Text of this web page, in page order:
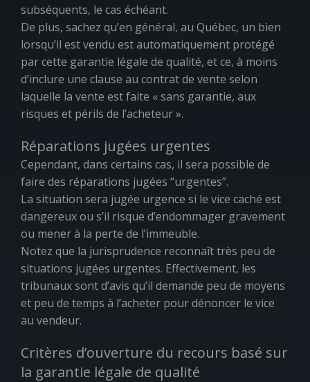
subséquents, le cas échéant.
De plus, sachez qu’en général, au Québec, un bien
lorsqu’il est vendu est automatiquement protégé
par cette garantie légale de qualité, et ce, à moins
d’inclure une clause au contrat de vente selon
laquelle la vente est faite « sans garantie, aux
risques et périls de l’acheteur ».
Réparations jugées urgentes
Cependant, dans certains cas, il sera possible de
faire des réparations jugées “urgentes”.
La situation sera jugée urgence si le vice caché est
dangereux ou s’il risque d’endommager gravement
ou mener à la perte de l’immeuble.
Notez que la jurisprudence reconnaît très peu de
situations jugées urgentes. Effectivement, les
tribunaux sont d’avis qu’il demande peu de moyens
et peu de temps à l’acheter pour dénoncer le vice
au vendeur.
Critères d’ouverture du recours basé sur
la garantie légale de qualité